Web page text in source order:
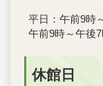
平日：午前9
午前9時～午後
休館日